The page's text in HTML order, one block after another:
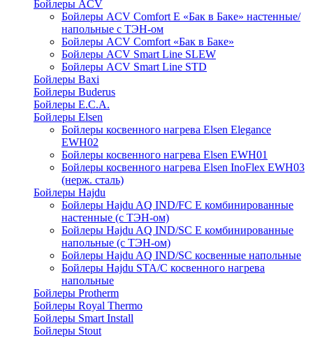
Бойлеры ACV
Бойлеры ACV Comfort E «Бак в Баке» настенные/
напольные c ТЭН-ом
Бойлеры ACV Comfort «Бак в Баке»
Бойлеры ACV Smart Line SLEW
Бойлеры ACV Smart Line STD
Бойлеры Baxi
Бойлеры Buderus
Бойлеры E.C.A.
Бойлеры Elsen
Бойлеры косвенного нагрева Elsen Elegance
EWH02
Бойлеры косвенного нагрева Elsen EWH01
Бойлеры косвенного нагрева Elsen InoFlex EWH03
(нерж. сталь)
Бойлеры Hajdu
Бойлеры Hajdu AQ IND/FC E комбинированные
настенные (с ТЭН-ом)
Бойлеры Hajdu AQ IND/SC E комбинированные
напольные (с ТЭН-ом)
Бойлеры Hajdu AQ IND/SC косвенные напольные
Бойлеры Hajdu STA/C косвенного нагрева
напольные
Бойлеры Protherm
Бойлеры Royal Thermo
Бойлеры Smart Install
Бойлеры Stout